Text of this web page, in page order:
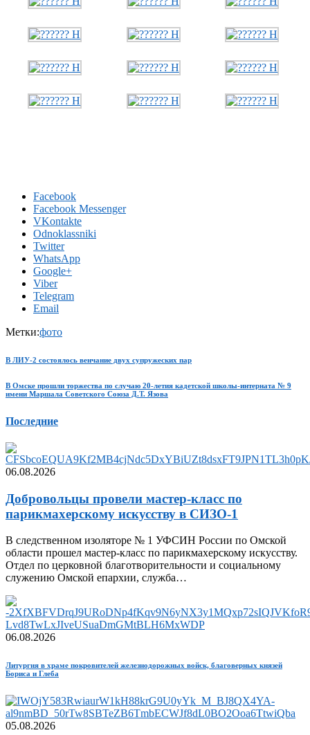
Facebook
Facebook Messenger
VKontakte
Odnoklassniki
Twitter
WhatsApp
Google+
Viber
Telegram
Email
Метки:фото
В ЛИУ-2 состоялось венчание двух супружеских пар
В Омске прошли торжества по случаю 20-летия кадетской школы-интерната № 9
имени Маршала Советского Союза Д.Т. Язова
Последние
06.08.2026
Добровольцы провели мастер-класс по
парикмахерскому искусству в СИЗО-1
В следственном изоляторе № 1 УФСИН России по Омской
области прошел мастер-класс по парикмахерскому искусству.
Отдел по церковной благотворительности и социальному
служению Омской епархии, служба…
06.08.2026
Литургия в храме покровителей железнодорожных войск, благоверных князей
Бориса и Глеба
05.08.2026